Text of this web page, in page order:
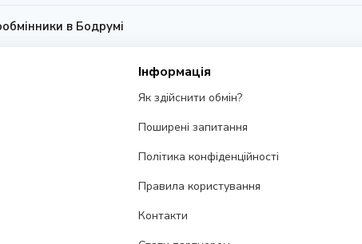
в Бодрумі
Інформація
Як здійснити обмін?
Поширені запитання
Політика конфіденційності
Правила користування
Контакти